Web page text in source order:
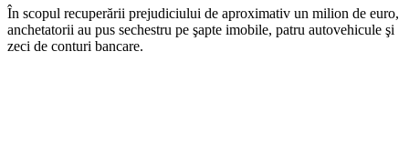
În scopul recuperării prejudiciului de aproximativ un milion de euro,
anchetatorii au pus sechestru pe şapte imobile, patru autovehicule şi
zeci de conturi bancare.